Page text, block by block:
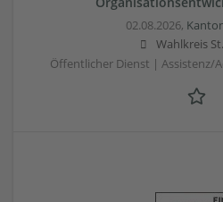
02.08.2026,
Wahlkreis
Öffentlicher Dienst | Assistenz/